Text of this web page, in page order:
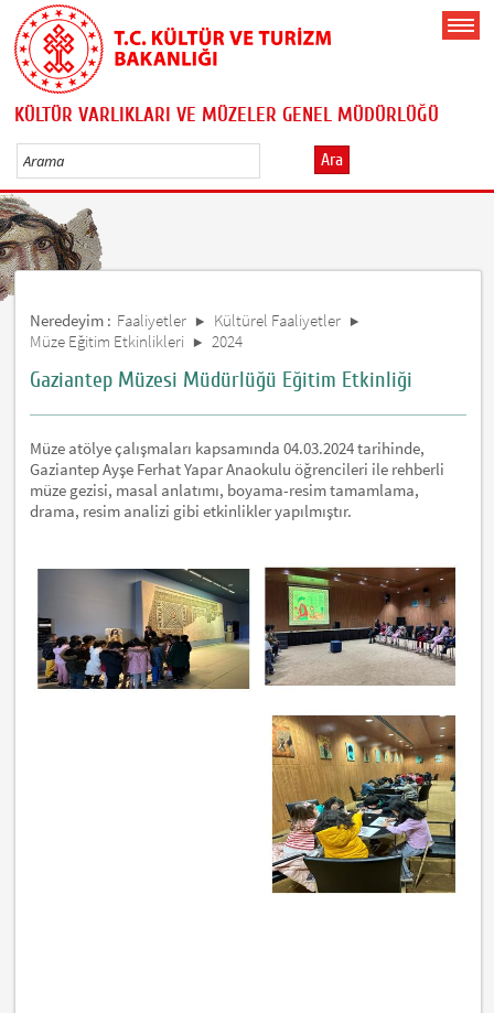
KÜLTÜR VARLIKLARI VE MÜZELER GENEL MÜDÜRLÜĞÜ
Ara
Neredeyim : Faaliyetler
Kültürel Faaliyetler
Müze Eğitim Etkinlikleri
2024
Gaziantep Müzesi Müdürlüğü Eğitim Etkinliği
Müze atölye çalışmaları kapsamında 04.03.2024 tarihinde,
Gaziantep Ayşe Ferhat Yapar Anaokulu öğrencileri ile rehberli
müze gezisi, masal anlatımı, boyama-resim tamamlama,
drama, resim analizi gibi etkinlikler yapılmıştır.